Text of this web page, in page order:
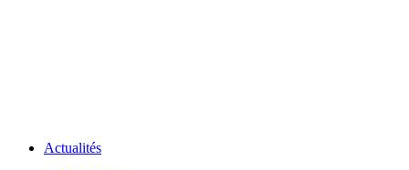
Actualités